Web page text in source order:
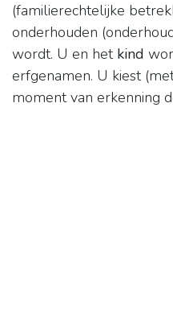
(familierechtelijke
onderhouden
wordt. U en het kind
erfgenamen. U kiest
moment van erkenning